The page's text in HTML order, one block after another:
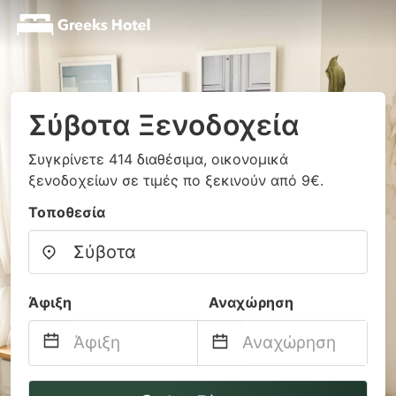
Σύβοτα Ξενοδοχεία
Συγκρίνετε 414 διαθέσιμα, οικονομικά
ξενοδοχείων σε τιμές πο ξεκινούν από 9€.
Τοποθεσία
Άφιξη Αναχώρηση
Navigate
Navigate